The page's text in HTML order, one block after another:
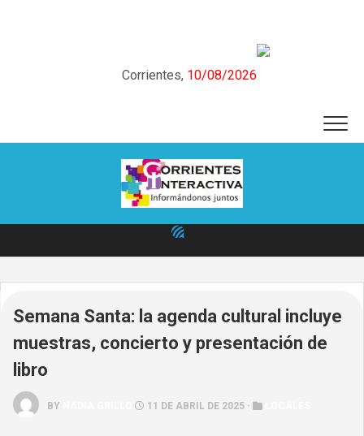
Corrientes, 10/08/2026
Semana Santa: la agenda cultural incluye
muestras, concierto y presentación de
libro
BY 11 DE ABRIL DE 2025 ·